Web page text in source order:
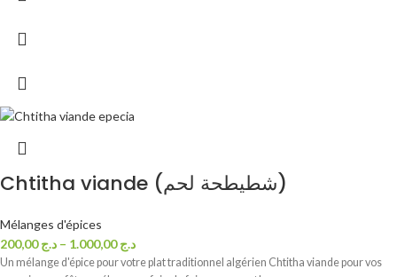
Chtitha viande (شطيطحة لحم)
Mélanges d'épices
د.ج200,00 – د.ج1.000,00
Un mélange d'épice pour votre plat traditionnel algérien Chtitha viande pour vos